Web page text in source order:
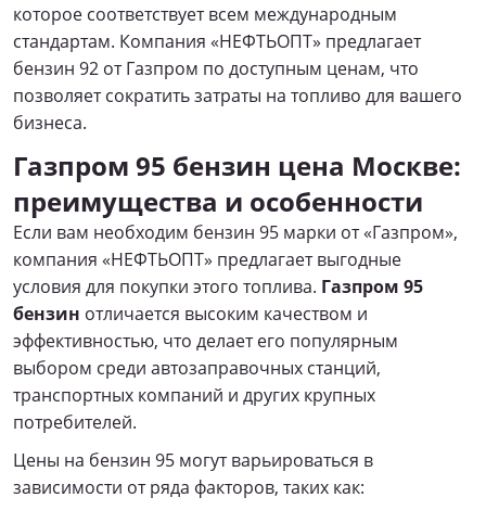
которое соответствует всем международным
стандартам. Компания «НЕФТЬОПТ» предлагает
бензин 92 от Газпром по доступным ценам, что
позволяет сократить затраты на топливо для вашего
бизнеса.
Газпром 95 бензин цена Москве:
преимущества и особенности
Если вам необходим бензин 95 марки от «Газпром»,
компания «НЕФТЬОПТ» предлагает выгодные
условия для покупки этого топлива. Газпром 95
бензин отличается высоким качеством и
эффективностью, что делает его популярным
выбором среди автозаправочных станций,
транспортных компаний и других крупных
потребителей.
Цены на бензин 95 могут варьироваться в
зависимости от ряда факторов, таких как: